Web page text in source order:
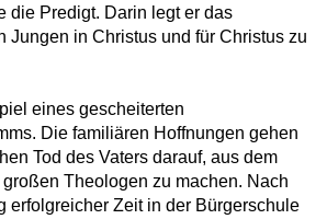
die Predigt. Darin legt er das
Jungen in Christus und für Christus zu
eines gescheiterten
Die familiären Hoffnungen gehen
Tod des Vaters darauf, aus dem
Theologen zu machen. Nach
erfolgreicher Zeit in der Bürgerschule